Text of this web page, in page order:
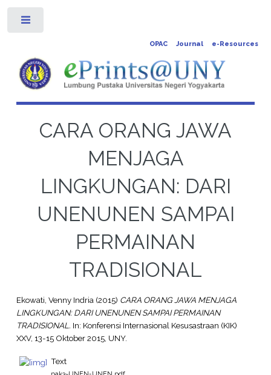
OPAC Journal e-Resources
CARA ORANG JAWA
MENJAGA
LINGKUNGAN: DARI
UNENUNEN SAMPAI
PERMAINAN
TRADISIONAL
Ekowati, Venny Indria(2015) CARA ORANG JAWA MENJAGA
LINGKUNGAN: DARI UNENUNEN SAMPAI PERMAINAN
TRADISIONAL. In: Konferensi Internasional Kesusastraan (KIK)
XXV, 13-15 Oktober 2015, UNY.
Text
pak3~UNEN-UNEN.pdf